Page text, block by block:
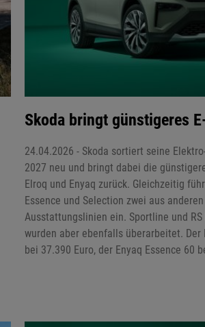
Skoda bringt günstigeres
24.04.2026 - Skoda sortiert seine
2027 neu und bringt dabei die
Elroq und Enyaq zurück. Gleichzeitig
Essence und Selection zwei aus
Ausstattungslinien ein. Sportline und
wurden aber ebenfalls überarbeitet. Der
bei 37.390 Euro, der Enyaq Essence 60